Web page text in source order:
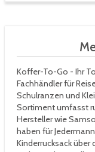
Koffer-To-Go - Ihr
Fachhändler für
Schulranzen und
Sortiment umfasst
Hersteller wie
haben für
Kinderrucksack über